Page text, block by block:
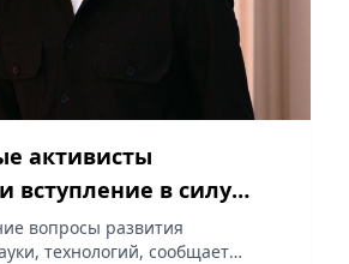
активисты
вступление в силу
вопросы развития
технологий, сообщает